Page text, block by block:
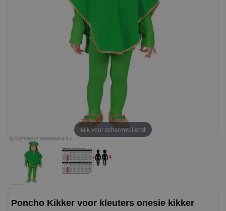
klik voor schermvullend
Poncho Kikker voor kleuters onesie kikker